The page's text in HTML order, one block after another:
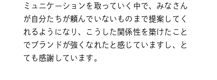
ミュニケーションを取っていく中で、みなさん
が自分たちが頼んでいないものまで提案してく
れるようになり、こうした関係性を築けたこと
でブランドが強くなれたと感じていますし、と
ても感謝しています。